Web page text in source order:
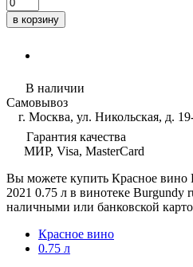
в корзину
В наличии
Самовывоз
г. Москва, ул. Никольская, д.
Гарантия качества
МИР, Visa, MasterCard
Вы можете купить Красное вино
2021 0.75 л в винотеке Burgundy
наличными или банковской
Красное вино
0.75 л